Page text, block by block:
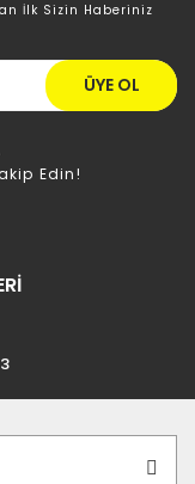
İlk Sizin Haberiniz
ÜYE OL
Edin!